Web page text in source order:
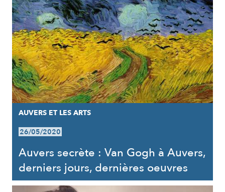
AUVERS ET LES ARTS
26/05/2020
Auvers secrète : Van Gogh à Auvers,
derniers jours, dernières oeuvres